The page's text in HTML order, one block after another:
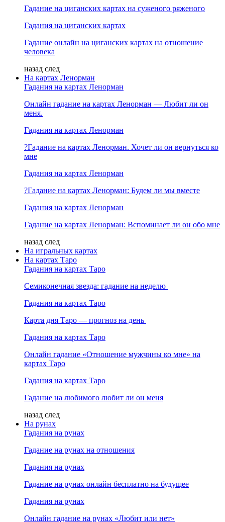
Гадание на циганских картах на суженого ряженого
Гадания на циганских картах
Гадание онлайн на циганских картах на отношение
человека
назад след
На картах Ленорман
Гадания на картах Ленорман
Онлайн гадание на картах Ленорман — Любит ли он
меня.
Гадания на картах Ленорман
?Гадание на картах Ленорман. Хочет ли он вернуться ко
мне
Гадания на картах Ленорман
?Гадание на картах Ленорман: Будем ли мы вместе
Гадания на картах Ленорман
Гадание на картах Ленорман: Вспоминает ли он обо мне
назад след
На игральных картах
На картах Таро
Гадания на картах Таро
Семиконечная звезда: гадание на неделю
Гадания на картах Таро
Карта дня Таро — прогноз на день
Гадания на картах Таро
Онлайн гадание «Отношение мужчины ко мне» на
картах Таро
Гадания на картах Таро
Гадание на любимого любит ли он меня
назад след
На рунах
Гадания на рунах
Гадание на рунах на отношения
Гадания на рунах
Гадание на рунах онлайн бесплатно на будущее
Гадания на рунах
Онлайн гадание на рунах «Любит или нет»